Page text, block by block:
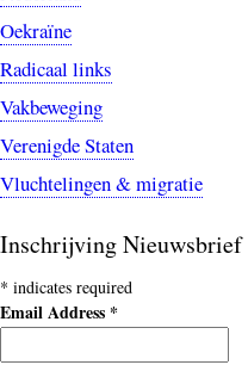
Oekraïne
Radicaal links
Vakbeweging
Verenigde Staten
Vluchtelingen & migratie
Inschrijving Nieuwsbrief
* indicates required
Email Address *